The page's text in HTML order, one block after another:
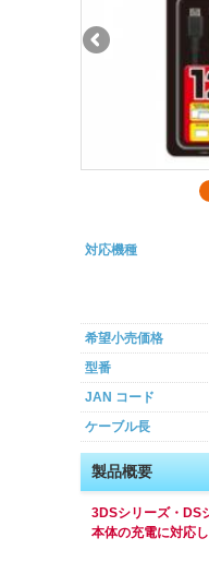
対応機種
希望小売価格
型番
JAN コード
ケーブル長
製品概要
3DSシリーズ・DS
本体の充電に対応